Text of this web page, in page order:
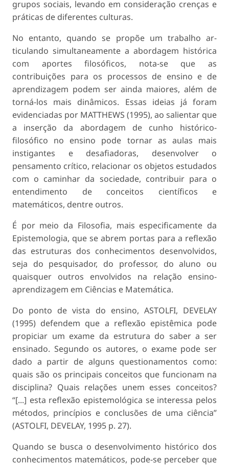
grupos sociais, levando em consideração crenças e
práticas de diferentes culturas.
No entanto, quando se propõe um trabalho ar­
ticulando simultaneamente a abordagem histórica
com aportes filosóficos, nota-se que as
contribuições para os processos de ensino e de
aprendizagem podem ser ainda maiores, além de
torná-los mais dinâmicos. Essas ideias já foram
evidenciadas por MATTHEWS (1995), ao salientar que
a inserção da abordagem de cunho histórico-
filosófico no ensino pode tornar as aulas mais
instigantes e desafiadoras, desenvolver o
pensamento crítico, relacionar os objetos estudados
com o caminhar da sociedade, contribuir para o
entendimento de conceitos cien­tíficos e
matemáticos, dentre outros.
É por meio da Filosofia, mais especificamente da
Epistemologia, que se abrem portas para a reflexão
das estruturas dos conhecimentos desenvolvidos,
seja do pesquisador, do professor, do aluno ou
quais­quer outros envolvidos na relação ensino-
aprendi­zagem em Ciências e Matemática.
Do ponto de vista do ensino, ASTOLFI, DEVE­LAY
(1995) defendem que a reflexão epistêmica pode
propiciar um exame da estrutura do saber a ser
ensinado. Segundo os autores, o exame pode ser
dado a partir de alguns questionamentos como:
quais são os principais conceitos que funcionam na
disciplina? Quais relações unem esses conceitos?
“[...] esta reflexão epistemológica se interessa pelos
métodos, princípios e conclusões de uma ciência”
(ASTOLFI, DEVELAY, 1995 p. 27).
Quando se busca o desenvolvimento histórico dos
conhecimentos matemáticos, pode-se perceber que